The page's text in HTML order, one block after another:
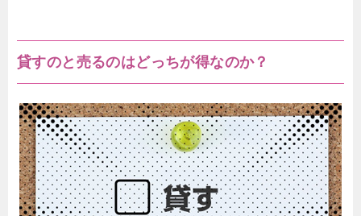
貸すのと売るのはどっちが得なのか？